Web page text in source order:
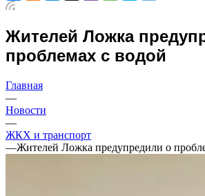
Жителей Ложка
проблемах с водой
Главная
—
Новости
—
ЖКХ и транспорт
—Жителей Ложка предупредили о